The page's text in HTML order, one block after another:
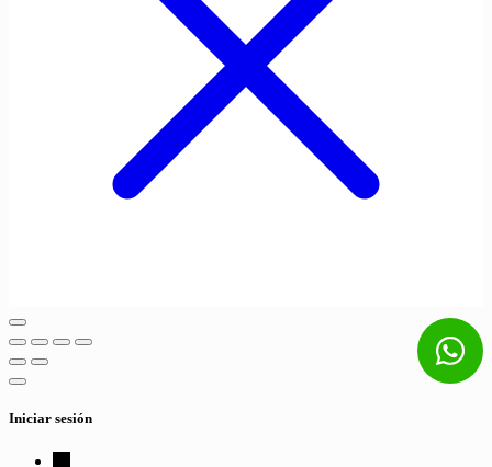
Iniciar sesión